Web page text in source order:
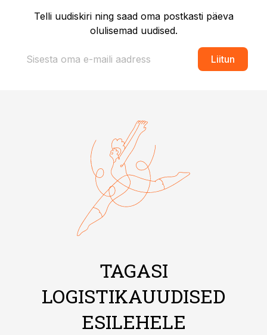
Telli uudiskiri ning saad oma postkasti päeva
olulisemad uudised.
Liitun
TAGASI
LOGISTIKAUUDISED
ESILEHELE